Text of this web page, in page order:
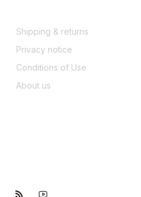
Shipping & returns
Privacy notice
Conditions of Use
About us